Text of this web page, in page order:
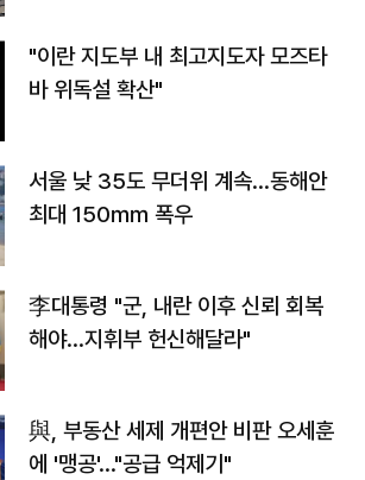
"이란 지도부 내 최고지도자 모즈타
바 위독설 확산"
서울 낮 35도 무더위 계속…동해안
최대 150㎜ 폭우
李대통령 "군, 내란 이후 신뢰 회복
해야…지휘부 헌신해달라"
與, 부동산 세제 개편안 비판 오세훈
에 '맹공'…"공급 억제기"